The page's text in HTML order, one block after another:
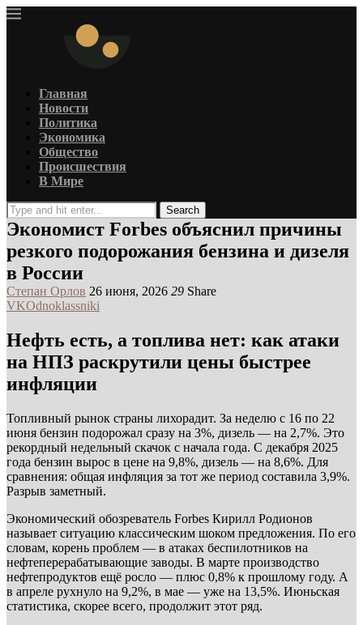
Главная
Новости
Политика
Экономика
Общество
Происшествия
В Мире
Search
Экономист Forbes объяснил причины
резкого подорожания бензина и дизеля
в России
Степан Орлов 26 июня, 2026 29 Share
VKOdnoklassniki
Нефть есть, а топлива нет: как атаки
на НПЗ раскрутили цены быстрее
инфляции
Топливный рынок страны лихорадит. За неделю с 16 по 22
июня бензин подорожал сразу на 3%, дизель — на 2,7%. Это
рекордный недельный скачок с начала года. С декабря 2025
года бензин вырос в цене на 9,8%, дизель — на 8,6%. Для
сравнения: общая инфляция за тот же период составила 3,9%.
Разрыв заметный.
Экономический обозреватель Forbes Кирилл Родионов
называет ситуацию классическим шоком предложения. По его
словам, корень проблем — в атаках беспилотников на
нефтеперерабатывающие заводы. В марте производство
нефтепродуктов ещё росло — плюс 0,8% к прошлому году. А
в апреле рухнуло на 9,2%, в мае — уже на 13,5%. Июньская
статистика, скорее всего, продолжит этот ряд.